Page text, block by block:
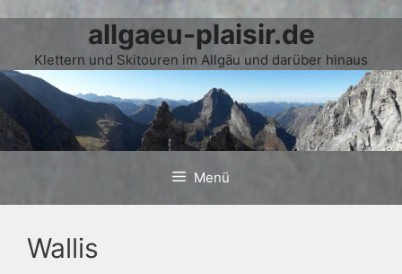
Inhalt
springen
allgaeu-plaisir.de
Klettern und Skitouren im Allgäu und darüber hinaus
Menü
Wallis